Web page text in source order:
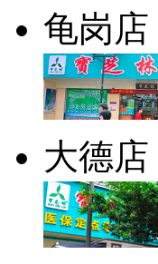
龟岗店
大德店